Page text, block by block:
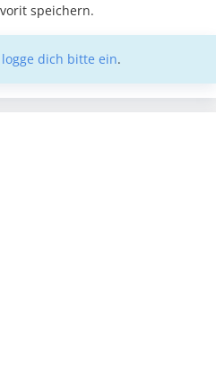
speichern.
logge dich bitte ein.